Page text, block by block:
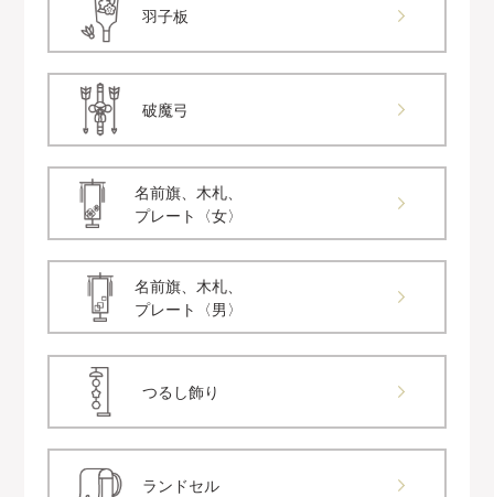
羽子板
破魔弓
名前旗、木札、
プレート〈女〉
名前旗、木札、
プレート〈男〉
つるし飾り
ランドセル